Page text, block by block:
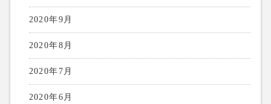
2020年9月
2020年8月
2020年7月
2020年6月